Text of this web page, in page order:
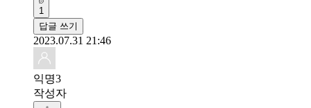
1
답글 쓰기
2023.07.31 21:46
익명3
작성자